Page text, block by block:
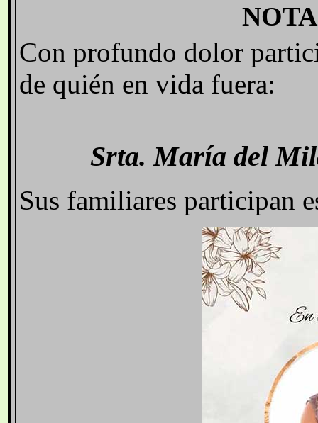
Con profundo dolor
de quién en vida fuera:
Srta. María del
Sus familiares participan